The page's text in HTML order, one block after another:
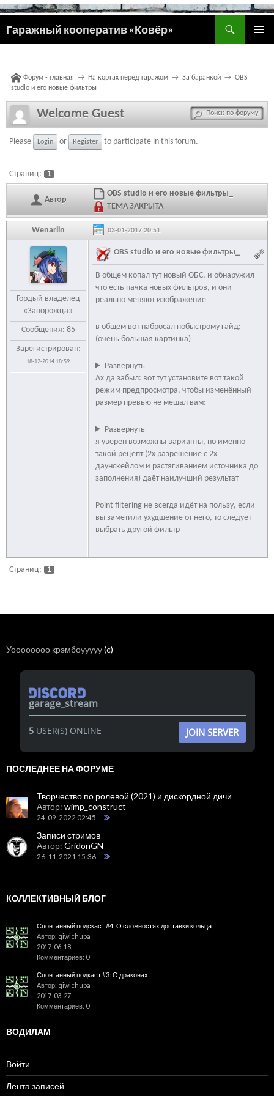
Гаражный кооператив «Ковёр»
ПЕРЕЙТИ
Форум - главная → На кортах перед гаражом → За баранкой → OBS
studio и его новые фильтры_
Welcome Guest
Please Login or Register to participate in this forum.
Страниц: 1
Автор
OBS studio и его новые фильтры_
ТЕМА ЗАКРЫТА
Wenarlin 03-01-2017 20:51
Гордый владелец
«Запорожца»
Сообщения: 85
Зарегистрирован:
18-12-2014 18:59
OBS studio и его новые фильтры_
В общем копал тут новый ОБС, и обнаружил
что есть пачка новых фильтров, и они
реально меняют изображение
в общем вот набросал побыстрому гайд:
(очень большая картинка)
Развернуть
Ах да забыл: вот тут установите вот такой
режим предпросмотра, чтобы изменённый
размер превью не мешал вам:
Развернуть
я уверен возможны варианты, но именно
такой рецепт (2х разрешение с 2х
даунскейлом и растягиванием источника до
заполнения) даёт наилучший результат
Point filtering не всегда идёт на пользу, если
вы заметили ухудшение от него, то следует
выбрать другой фильтр
Страниц: 1
Уоооооооо крэмбоууууу(c)
garage_stream
5USER(S) ONLINE JOIN SERVER
ПОСЛЕДНЕЕ НА ФОРУМЕ
Творчество по ролевой (2021) и дискордной дичи
Автор: wimp_construct
24-09-2022 02:45
Записи стримов
Автор: GridonGN
26-11-2021 15:36
КОЛЛЕКТИВНЫЙ БЛОГ
Спонтанный подскаст #4: О сложностях доставки кольца
Автор: qiwichupa
2017-06-18
Комментариев: 0
Спонтанный подкаст #3: О драконах
Автор: qiwichupa
2017-03-27
Комментариев: 0
ВОДИЛАМ
Войти
Лента записей